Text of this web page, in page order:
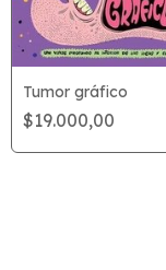
Tumor gráfico
$19.000,00